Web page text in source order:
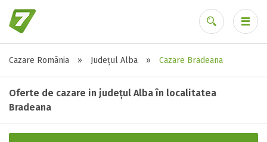
Cazare România » Județul Alba » Cazare Bradeana
Oferte de cazare in județul Alba în localitatea
Bradeana
Stele / margarete
Neclasificat
1 stea / margareta
3 stele / margarete